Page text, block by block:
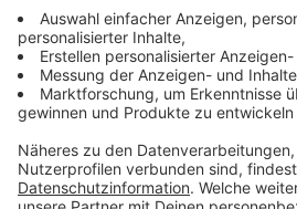
Schulte erreicht habe und
Album aufklären. Und so zieht
gesamte Album hinweg. Der
seinen zu früh verstorbenen
Frage, an was sie in Zukunft
Michael geht.